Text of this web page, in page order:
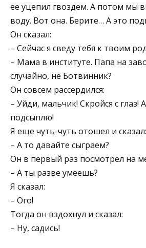
ее уцепил гвоздем. А потом мы
воду. Вот она. Берите… А это
Он сказал:
– Сейчас я сведу тебя к твоим
– Мама в институте. Папа на
случайно, не Ботвинник?
Он совсем рассердился:
– Уйди, мальчик! Скройся с глаз!
подсыплю!
Я еще чуть-чуть отошел и сказал:
– А то давайте сыграем?
Он в первый раз посмотрел на
– А ты разве умеешь?
Я сказал:
– Ого!
Тогда он вздохнул и сказал:
– Ну, садись!